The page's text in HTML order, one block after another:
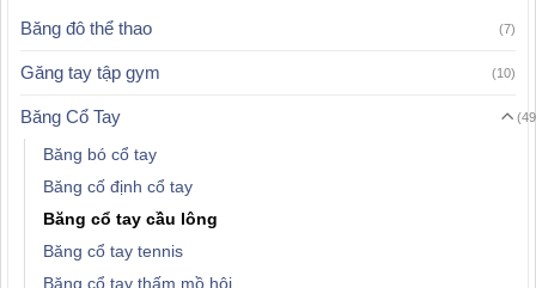
Băng đô thể thao (7)
Găng tay tập gym (10)
Băng Cổ Tay
Băng bó cổ tay
Băng cố định cổ tay
Băng cổ tay cầu lông
Băng cổ tay tennis
Băng cổ tay thấm mồ hôi